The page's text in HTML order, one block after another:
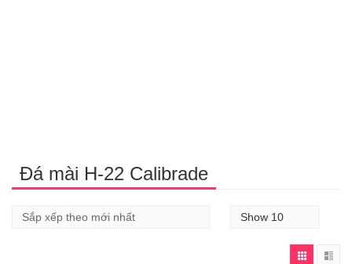
Đá mài H-22 Calibrade